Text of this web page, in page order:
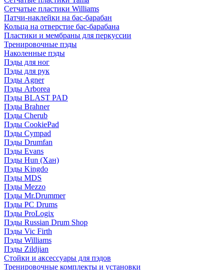
Сетчатые пластики Williams
Патчи-наклейки на бас-барабан
Кольца на отверстие бас-барабана
Пластики и мембраны для перкуссии
Тренировочные пэды
Наколенные пэды
Пэды для ног
Пэды для рук
Пэды Agner
Пэды Arborea
Пэды BLAST PAD
Пэды Brahner
Пэды Cherub
Пэды CookiePad
Пэды Cympad
Пэды Drumfan
Пэды Evans
Пэды Hun (Хан)
Пэды Kingdo
Пэды MDS
Пэды Mezzo
Пэды Mr.Drummer
Пэды PC Drums
Пэды ProLogix
Пэды Russian Drum Shop
Пэды Vic Firth
Пэды Williams
Пэды Zildjian
Стойки и аксессуары для пэдов
Тренировочные комплекты и установки